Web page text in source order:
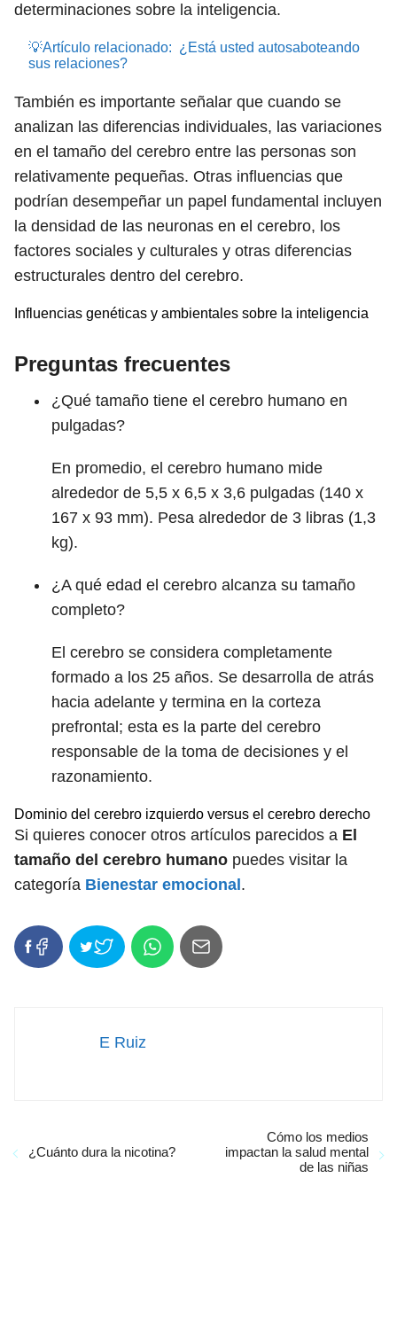
determinaciones sobre la inteligencia.
💡Artículo relacionado: ¿Está usted autosaboteando
sus relaciones?
También es importante señalar que cuando se
analizan las diferencias individuales, las variaciones
en el tamaño del cerebro entre las personas son
relativamente pequeñas. Otras influencias que
podrían desempeñar un papel fundamental incluyen
la densidad de las neuronas en el cerebro, los
factores sociales y culturales y otras diferencias
estructurales dentro del cerebro.
Influencias genéticas y ambientales sobre la inteligencia
Preguntas frecuentes
¿Qué tamaño tiene el cerebro humano en
pulgadas?
En promedio, el cerebro humano mide
alrededor de 5,5 x 6,5 x 3,6 pulgadas (140 x
167 x 93 mm). Pesa alrededor de 3 libras (1,3
kg).
¿A qué edad el cerebro alcanza su tamaño
completo?
El cerebro se considera completamente
formado a los 25 años. Se desarrolla de atrás
hacia adelante y termina en la corteza
prefrontal; esta es la parte del cerebro
responsable de la toma de decisiones y el
razonamiento.
Dominio del cerebro izquierdo versus el cerebro derecho
Si quieres conocer otros artículos parecidos a El
tamaño del cerebro humano puedes visitar la
categoría Bienestar emocional .
E Ruiz
¿Cuánto dura la nicotina?
Cómo los medios
impactan la salud mental
de las niñas